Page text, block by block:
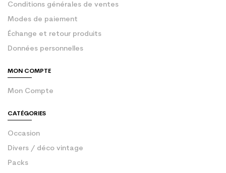
Conditions générales de ventes
Modes de paiement
Échange et retour produits
Données personnelles
MON COMPTE
Mon Compte
CATÉGORIES
Occasion
Divers / déco vintage
Packs